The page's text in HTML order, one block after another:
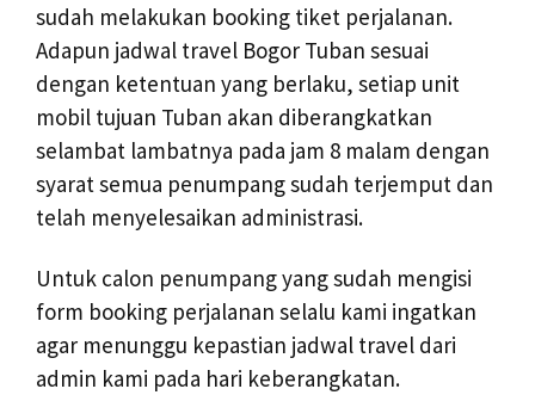
sudah melakukan booking tiket perjalanan.
Adapun jadwal travel Bogor Tuban sesuai
dengan ketentuan yang berlaku, setiap unit
mobil tujuan Tuban akan diberangkatkan
selambat lambatnya pada jam 8 malam dengan
syarat semua penumpang sudah terjemput dan
telah menyelesaikan administrasi.
Untuk calon penumpang yang sudah mengisi
form booking perjalanan selalu kami ingatkan
agar menunggu kepastian jadwal travel dari
admin kami pada hari keberangkatan.